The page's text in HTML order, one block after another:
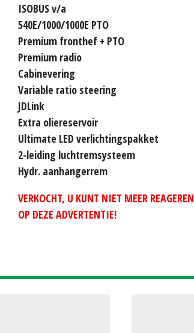
ISOBUS v/a
540E/1000/1000E PTO
Premium fronthef + PTO
Premium radio
Cabinevering
Variable ratio steering
JDLink
Extra oliereservoir
Ultimate LED verlichtingspakket
2-leiding luchtremsysteem
Hydr. aanhangerrem
VERKOCHT, U KUNT NIET MEER REAGEREN
OP DEZE ADVERTENTIE!